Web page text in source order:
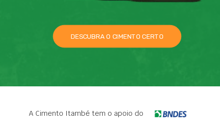
DESCUBRA O CIMENTO CERTO
A Cimento Itambé tem o apoio do